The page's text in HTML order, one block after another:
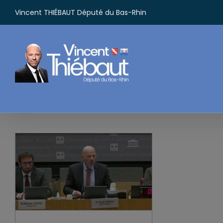
contenu
Vincent THIÉBAUT Député du Bas-Rhin